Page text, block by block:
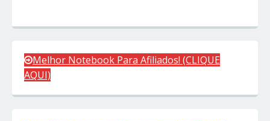
Melhor Notebook Para Afiliados! (CLIQUE
AQUI)